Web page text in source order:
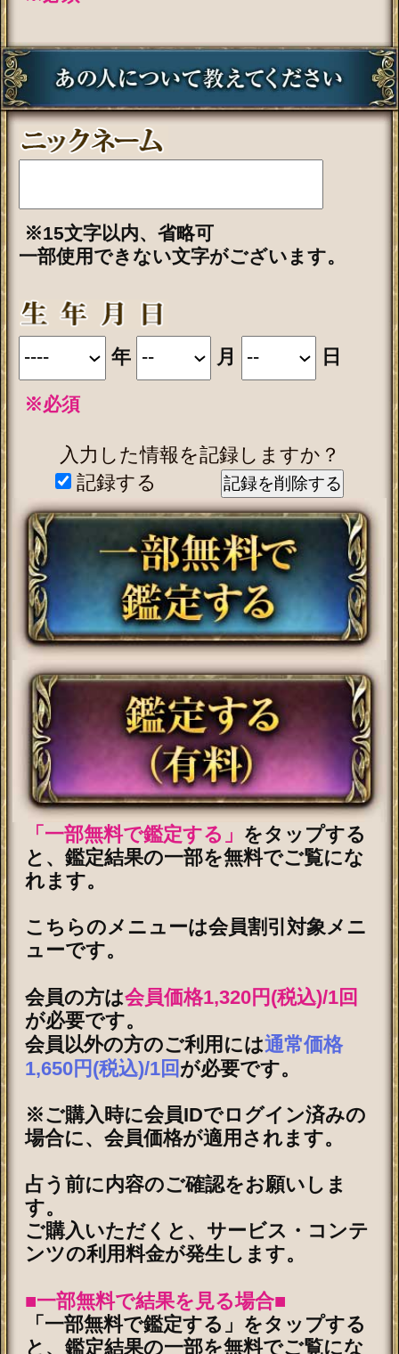
と、鑑定結果の一部を無料でご覧にな
れます。
■最初から有料で結果を見る場合■
「鑑定する（有料）」をクリックする
と、最初から鑑定結果のすべてをご覧
になれます。
ご入力いただいた情報を、占いサー
ビスを提供するためにのみ使用し、
情報の蓄積を行ったり、他の目的で
（外部サイト）」に同意の上、必要
事項をご入力ください。
動作環境
この占い番組は、次の環境でご利用
＜OS＞
Android 5.0以降
iOS 10.0以降
＜ブラウザ＞
OSに標準搭載されているブラウ
ザ。
※JavaScriptの設定をオンにしてご
利用ください。
トップページに戻る
新着リリースコンテンツ
最新
インスピレーション｜運命好転/悲
願叶/瞬間霊察で全看破◆嬉野つば
2026年8月6月追加
チャクラ占い｜人体覚醒＆強制成
就【運命正し現実変える神霊力】
月香
1万人絶賛【本音/現実/日付】48星
秘術で具体的中◆細密星読師 ミエ
ル | みのり -MINORI-
露骨過ぎて地上波ギリギリ/言葉濁
さず核心直撃【愛/人生決断占】桃
萃
2026年7月27月追加
け入る隙無く的中【溟白龍】地支
命術
2026年7月23月追加
利用規約 プライバシーポリシー お問い合わせ
特定商取引法に基づく表記 メルマガ登録/解除